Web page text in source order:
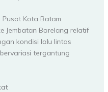
Pusat Kota Batam
Jembatan Barelang relatif
kondisi lalu lintas
tergantung